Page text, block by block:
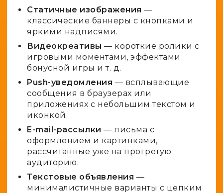
Статичные изображения —
классические баннеры с кнопками и
яркими надписями.
Видеокреативы — короткие ролики с
игровыми моментами, эффектами
бонусной игры и т. д.
Push-уведомления — всплывающие
сообщения в браузерах или
приложениях с небольшим текстом и
иконкой.
E-mail-рассылки — письма с
оформлением и картинками,
рассчитанные уже на прогретую
аудиторию.
Текстовые объявления —
минималистичные варианты с цепким